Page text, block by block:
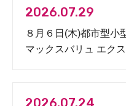
2026.07.29
８月６日(木)都市型小
マックスバリュ エク
2026.07.24